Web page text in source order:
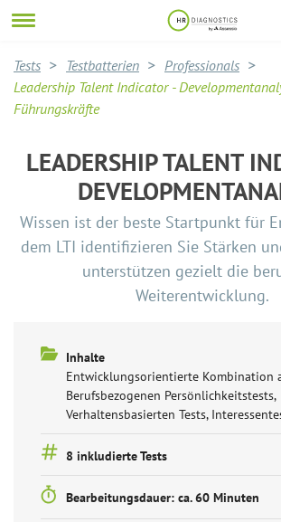
Tests Testbatterien
Professionals
Leadership Talent Indicator -
Führungskräfte
LEADERSHIP TALENT
Wissen ist der beste Startpunkt für
dem LTI identifizieren Sie Stärken
unterstützen gezielt die
Weiterentwicklung.
Inhalte
Entwicklungsorientierte Kombination
Berufsbezogenen Persönlichkeitstests,
Verhaltensbasierten Tests,
8 inkludierte Tests
Bearbeitungsdauer: ca. 60 Minuten